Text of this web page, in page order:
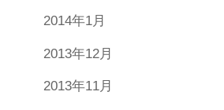
2014年1月
2013年12月
2013年11月